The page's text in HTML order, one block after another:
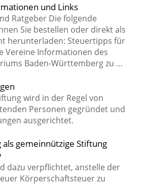
und Links
Ratgeber Die folgende
Sie bestellen oder direkt als
herunterladen: Steuertipps für
Vereine Informationen des
Baden-Württemberg zu …
wird in der Regel von
Personen gegründet und
ausgerichtet.
gemeinnützige Stiftung
dazu verpflichtet, anstelle der
Körperschaftsteuer zu